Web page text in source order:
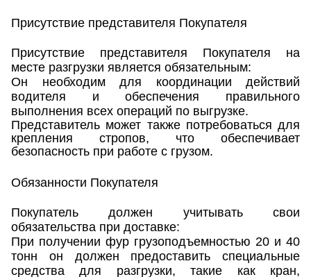
Присутствие представителя Покупателя
Присутствие представителя Покупателя на
месте разгрузки является обязательным:
Он необходим для координации действий
водителя и обеспечения правильного
выполнения всех операций по выгрузке.
Представитель может также потребоваться для
крепления стропов, что обеспечивает
безопасность при работе с грузом.
Обязанности Покупателя
Покупатель должен учитывать свои
обязательства при доставке:
При получении фур грузоподъемностью 20 и 40
тонн он должен предоставить специальные
средства для разгрузки, такие как кран,